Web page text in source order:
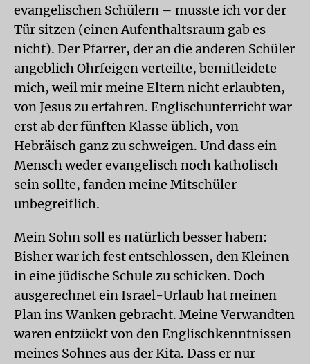
evangelischen Schülern – musste ich vor der
Tür sitzen (einen Aufenthaltsraum gab es
nicht). Der Pfarrer, der an die anderen Schüler
angeblich Ohrfeigen verteilte, bemitleidete
mich, weil mir meine Eltern nicht erlaubten,
von Jesus zu erfahren. Englischunterricht war
erst ab der fünften Klasse üblich, von
Hebräisch ganz zu schweigen. Und dass ein
Mensch weder evangelisch noch katholisch
sein sollte, fanden meine Mitschüler
unbegreiflich.
Mein Sohn soll es natürlich besser haben:
Bisher war ich fest entschlossen, den Kleinen
in eine jüdische Schule zu schicken. Doch
ausgerechnet ein Israel-Urlaub hat meinen
Plan ins Wanken gebracht. Meine Verwandten
waren entzückt von den Englischkenntnissen
meines Sohnes aus der Kita. Dass er nur